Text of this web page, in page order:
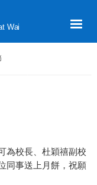
Wai
為校長、杜穎禧副校
同事送上月餅，祝願